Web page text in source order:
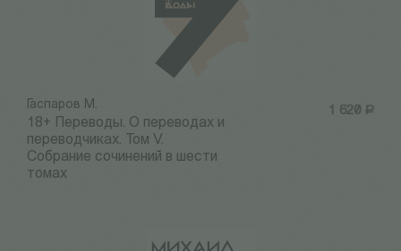
1 620 Р
Гаспаров М.
18+ Переводы. О переводах и
переводчиках. Том V.
Собрание сочинений в шести
томах